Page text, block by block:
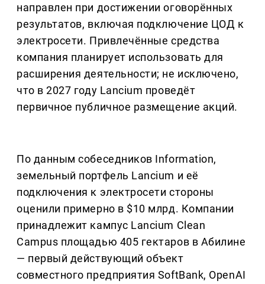
направлен при достижении оговорённых
результатов, включая подключение ЦОД к
электросети. Привлечённые средства
компания планирует использовать для
расширения деятельности; не исключено,
что в 2027 году Lancium проведёт
первичное публичное размещение акций.
По данным собеседников Information,
земельный портфель Lancium и её
подключения к электросети стороны
оценили примерно в $10 млрд. Компании
принадлежит кампус Lancium Clean
Campus площадью 405 гектаров в Абилине
— первый действующий объект
совместного предприятия SoftBank, OpenAI